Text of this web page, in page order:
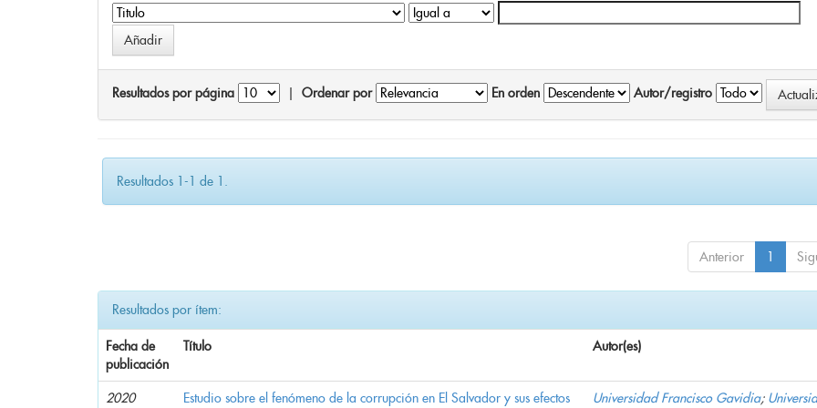
Resultados por página Ordenar por En orden Autor/registro
Resultados 1-1 de 1.
Anterior 1
Resultados por ítem:
Fecha de
publicación
Título Autor(es)
2020 Estudio sobre el fenómeno de la corrupción en El Salvador y sus efectos Universidad Francisco Gavidia;